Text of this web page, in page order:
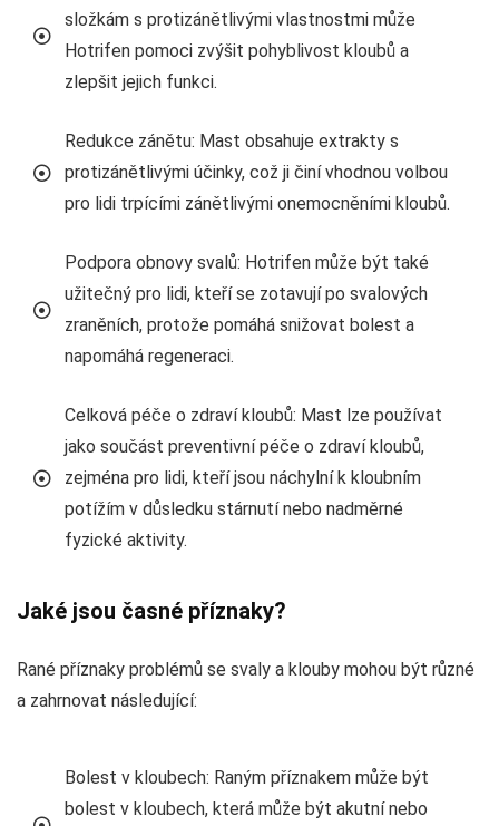
složkám s protizánětlivými vlastnostmi může
Hotrifen pomoci zvýšit pohyblivost kloubů a
zlepšit jejich funkci.
Redukce zánětu: Mast obsahuje extrakty s
protizánětlivými účinky, což ji činí vhodnou volbou
pro lidi trpícími zánětlivými onemocněními kloubů.
Podpora obnovy svalů: Hotrifen může být také
užitečný pro lidi, kteří se zotavují po svalových
zraněních, protože pomáhá snižovat bolest a
napomáhá regeneraci.
Celková péče o zdraví kloubů: Mast lze používat
jako součást preventivní péče o zdraví kloubů,
zejména pro lidi, kteří jsou náchylní k kloubním
potížím v důsledku stárnutí nebo nadměrné
fyzické aktivity.
Jaké jsou časné příznaky?
Rané příznaky problémů se svaly a klouby mohou být různé
a zahrnovat následující:
Bolest v kloubech: Raným příznakem může být
bolest v kloubech, která může být akutní nebo